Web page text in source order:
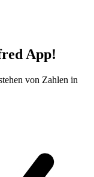
App!
von Zahlen in